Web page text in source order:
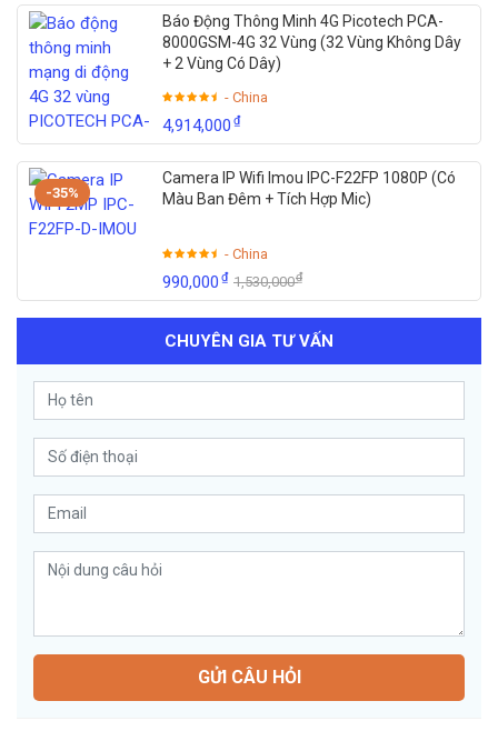
Báo Động Thông Minh 4G Picotech PCA-
8000GSM-4G 32 Vùng (32 Vùng Không Dây
+ 2 Vùng Có Dây)
- China
4,914,000₫
-35%
Camera IP Wifi Imou IPC-F22FP 1080P (Có
Màu Ban Đêm + Tích Hợp Mic)
- China
990,000₫ 1,530,000₫
CHUYÊN GIA TƯ VẤN
GỬI CÂU HỎI